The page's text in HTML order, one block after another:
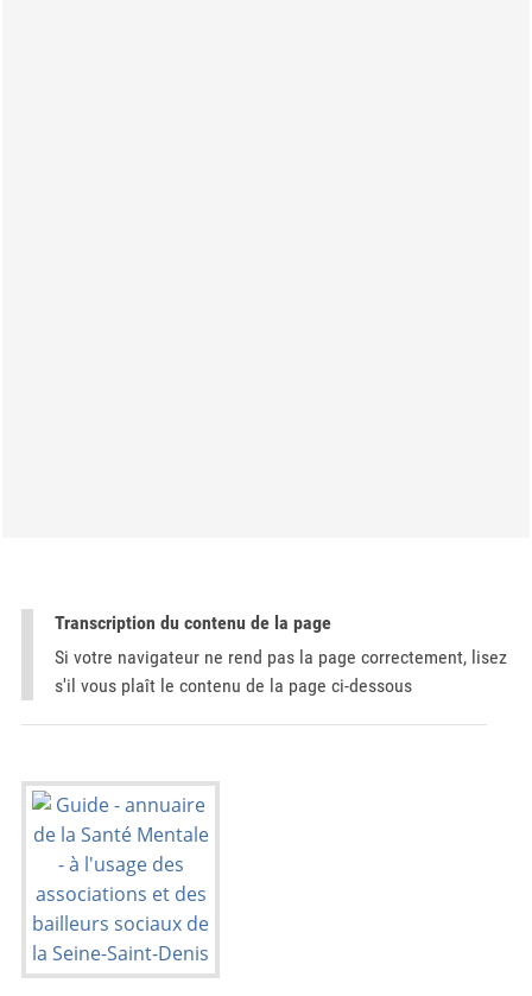
Transcription du contenu de la page
Si votre navigateur ne rend pas la page correctement, lisez
s'il vous plaît le contenu de la page ci-dessous